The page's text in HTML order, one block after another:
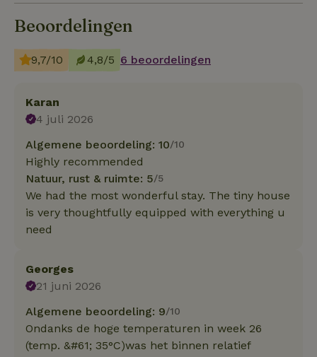
Beoordelingen
9,7/10 4,8/5 6 beoordelingen
Karan
4 juli 2026
Algemene beoordeling: 10/10
Highly recommended
Natuur, rust & ruimte: 5/5
We had the most wonderful stay. The tiny house
is very thoughtfully equipped with everything u
need
Georges
21 juni 2026
Algemene beoordeling: 9/10
Ondanks de hoge temperaturen in week 26
(temp. &#61; 35°C)was het binnen relatief